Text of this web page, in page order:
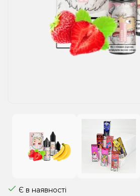
Рідини для електронних сигарет
Подарункові набори
Є в наявності